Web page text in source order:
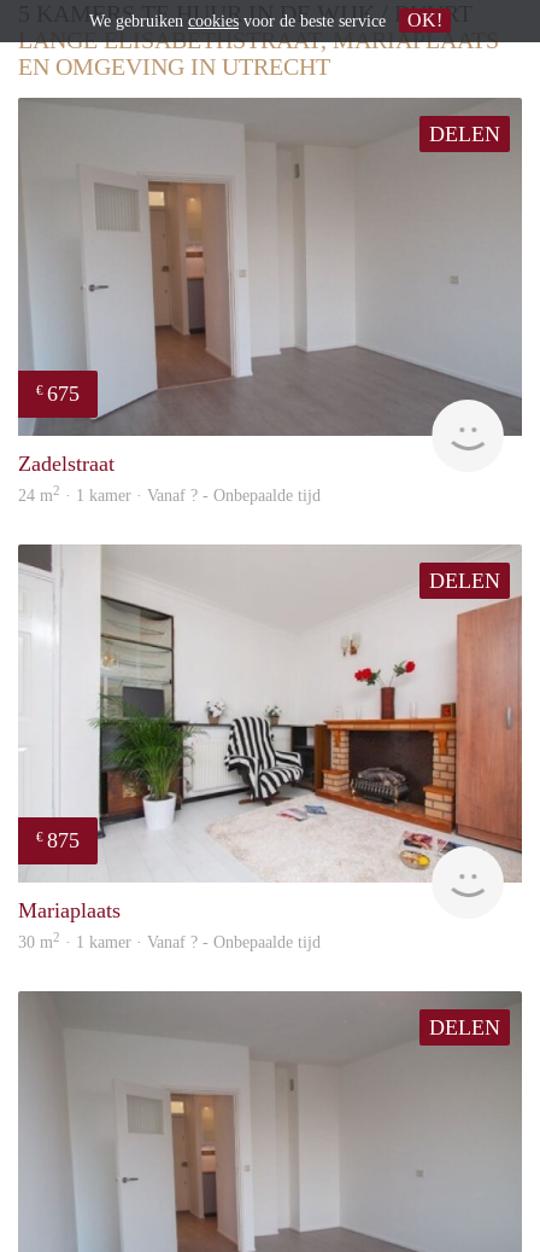
5 KAMERS TE HUUR IN DE WIJK / BUURT
LANGE ELISABETHSTRAAT, MARIAPLAATS
EN OMGEVING IN UTRECHT
DELEN
€ 675
Zadelstraat
24 m2 · 1 kamer · Vanaf ? - Onbepaalde tijd
DELEN
€ 875
Mariaplaats
30 m2 · 1 kamer · Vanaf ? - Onbepaalde tijd
DELEN
We gebruiken cookies voor de beste service OK!